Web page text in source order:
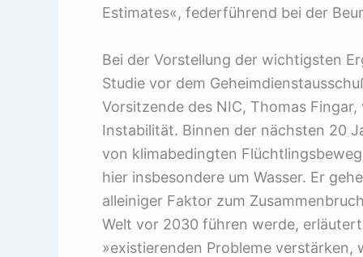
Estimates«, federführend bei der
Bei der Vorstellung der wichtigsten
Studie vor dem
Vorsitzende des NIC, Thomas
Instabilität. Binnen der nächsten 20
von klimabedingten
hier insbesondere um Wasser. Er
alleiniger Faktor zum
Welt vor 2030 führen werde,
»existierenden Probleme verstärken,